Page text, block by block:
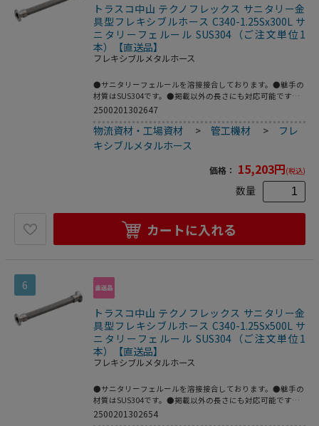
トラスコ中山 テクノフレックス サニタリー金
具型フレキシブルホース C340-1.25Sx300L サ
ニタリーフェルール SUS304（ご注文単位1
本）【直送品】
フレキシブルメタルホース
●サニタリーフェルールを溶接接合しております。●継手の
材質はSUS304です。●掲載以外の長さにも対応可能です。
●配管の心合わせに。●繰返し発生する機械的変位の吸収
1.25S●全長(mm)：300●フェルールサイズ：1.25S●最高使
用圧力(MPa)：1.0●使用温度範囲(℃)：80●接続方式：サニ
タリーフェルール●適合流体：水、油、空気、ガス、等(腐
食性流体を除く)●最高使用圧力：1MPa●使用温度範囲：0
～80℃●接続：サニタリーフェルール●フレキ部：ステン
レス(SUS304)●継手部：ステンレス(SUS304)
2500201302647
物流資材・工場資材 >管工機材 > フレ
キシブルメタルホース
価格： 15,203円(税込)
数量
カートに入れる
6
トラスコ中山 テクノフレックス サニタリー金
具型フレキシブルホース C340-1.25Sx500L サ
ニタリーフェルール SUS304（ご注文単位1
本）【直送品】
フレキシブルメタルホース
●サニタリーフェルールを溶接接合しております。●継手の
材質はSUS304です。●掲載以外の長さにも対応可能です。
●配管の心合わせに。●繰返し発生する機械的変位の吸収
2500201302654